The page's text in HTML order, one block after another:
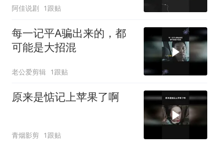
阿佳说剧 1跟贴
每一记平A骗出来的，都
可能是大招混
老公爱剪辑 1跟贴
原来是惦记上苹果了啊
青烟影剪 1跟贴